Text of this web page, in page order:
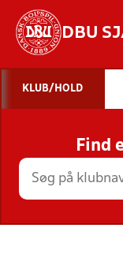
DBU
KLUB/HOLD
Find